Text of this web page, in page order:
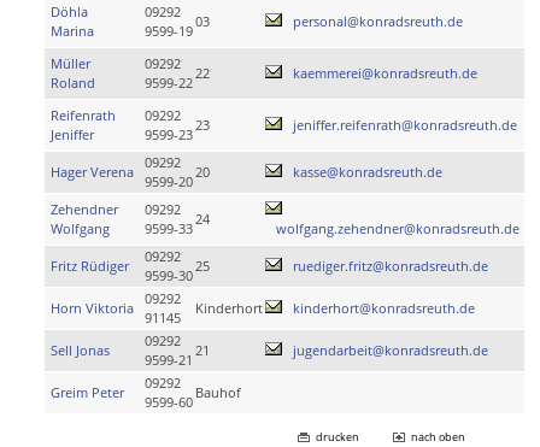
Döhla
Marina
09292
9599-19
03 personal@konradsreuth.de
Müller
Roland
09292
9599-22
22 kaemmerei@konradsreuth.de
Reifenrath
Jeniffer
09292
9599-23
23 jeniffer.reifenrath@konradsreuth.de
Hager Verena
09292
9599-20
20 kasse@konradsreuth.de
Zehendner
Wolfgang
09292
9599-33
24
wolfgang.zehendner@konradsreuth.de
Fritz Rüdiger
09292
9599-30
25 ruediger.fritz@konradsreuth.de
Horn Viktoria
09292
91145
Kinderhort kinderhort@konradsreuth.de
Sell Jonas
09292
9599-21
21 jugendarbeit@konradsreuth.de
Greim Peter
09292
9599-60
Bauhof
drucken nach oben